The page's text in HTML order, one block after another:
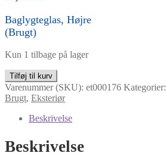
Baglygteglas, Højre
(Brugt)
Kun 1 tilbage på lager
Baglygteglas,
Højre
antal
Tilføj til kurv
Varenummer (SKU): et000176 Kategorier:
Brugt, Eksteriør
Beskrivelse
Beskrivelse